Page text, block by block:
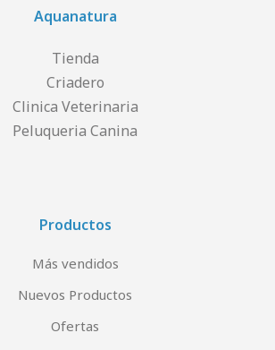
Aquanatura
Tienda
Criadero
Clinica Veterinaria
Peluqueria Canina
Productos
Más vendidos
Nuevos Productos
Ofertas